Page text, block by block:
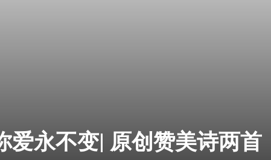
爱永不变| 原创赞美诗两首